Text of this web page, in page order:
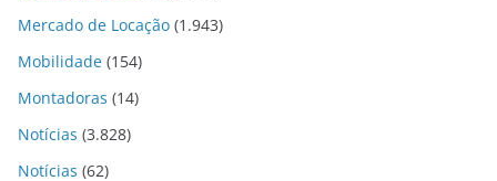
Mercado de Locação (1.943)
Mobilidade (154)
Montadoras (14)
Notícias (3.828)
Notícias (62)